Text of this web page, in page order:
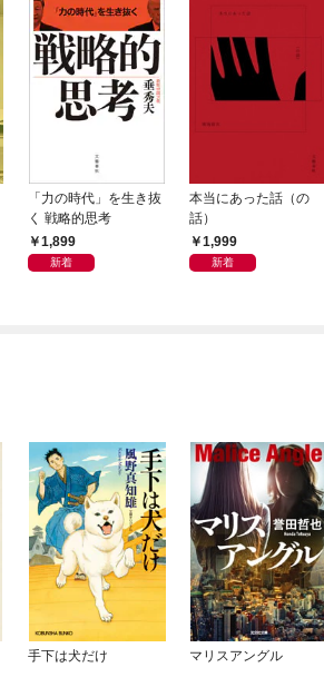
「力の時代」を生き抜
く 戦略的思考
1,899
新着
本当にあった話（の
話）
1,999
新着
手下は犬だけ マリスアングル